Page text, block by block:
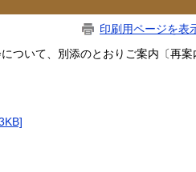
印刷用ページを表
ついて、別添のとおりご案内〔再